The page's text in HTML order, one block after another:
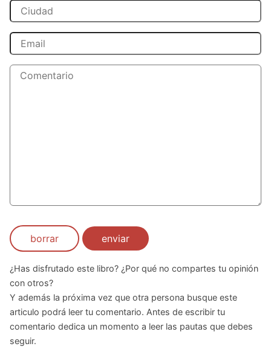
borrar enviar
¿Has disfrutado este libro? ¿Por qué no compartes tu opinión
con otros?
Y además la próxima vez que otra persona busque este
articulo podrá leer tu comentario. Antes de escribir tu
comentario dedica un momento a leer las pautas que debes
seguir.